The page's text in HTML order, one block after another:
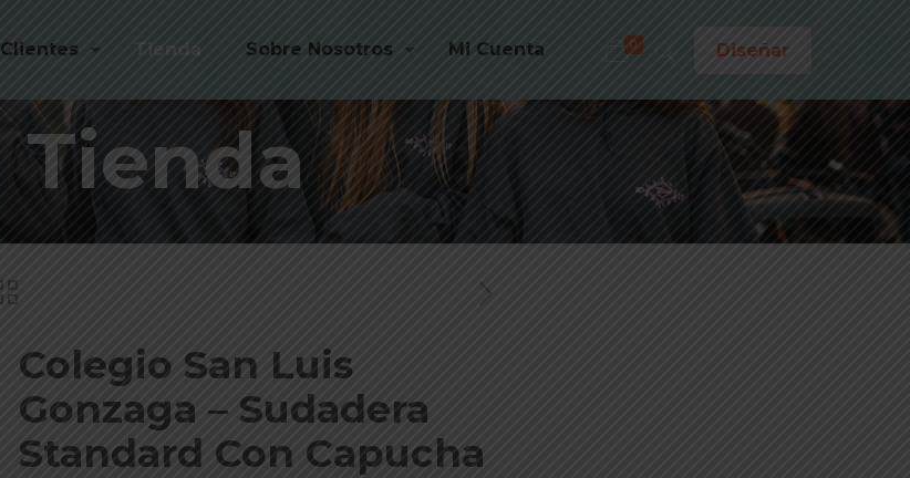
Clientes Tienda Sobre Nosotros Mi Cuenta 0 Diseñar
Tienda
Colegio San Luis
Gonzaga – Sudadera
Standard Con Capucha